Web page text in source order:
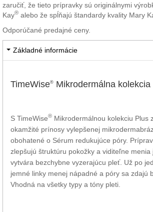
zaručiť, že tieto prípravky sú originálnymi
Kay® alebo že spĺňajú štandardy kvality Mary
Odporúčané predajné ceny.
Základné informácie
TimeWise® Mikrodermálna kolekcia
S TimeWise® Mikrodermálnou kolekciu Plus
okamžité prínosy vylepšenej
obohatené o Sérum redukujúce póry.
zlepšujú štruktúru pokožky a viditeľne menia
vytvára bezchybne vyzerajúcu pleť. Už po
jemné linky menej nápadné a póry sa zdajú
Vhodná na všetky typy a tóny pleti.